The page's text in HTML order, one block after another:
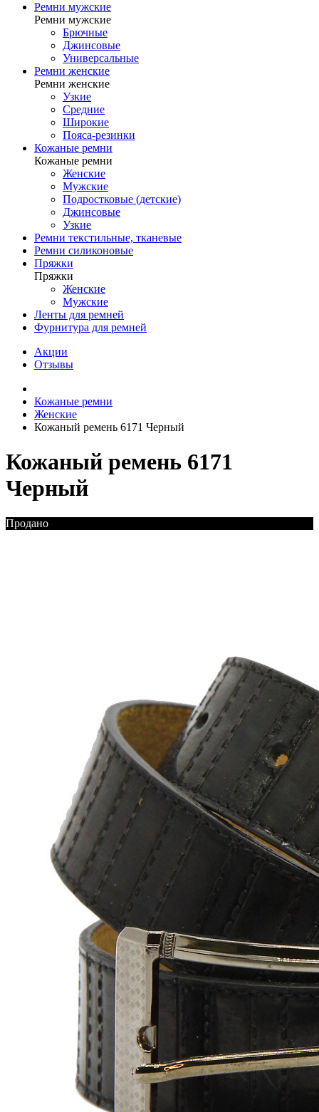
Ремни мужские
Ремни мужские
Брючные
Джинсовые
Универсальные
Ремни женские
Ремни женские
Узкие
Средние
Широкие
Пояса-резинки
Кожаные ремни
Кожаные ремни
Женские
Мужские
Подростковые (детские)
Джинсовые
Узкие
Ремни текстильные, тканевые
Ремни силиконовые
Пряжки
Пряжки
Женские
Мужские
Ленты для ремней
Фурнитура для ремней
Акции
Отзывы
Кожаные ремни
Женские
Кожаный ремень 6171 Черный
Кожаный ремень 6171
Черный
Продано